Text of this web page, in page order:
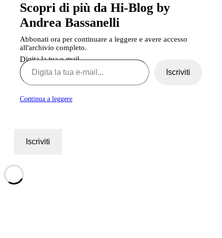
Scopri di più da Hi-Blog by
Andrea Bassanelli
Abbonati ora per continuare a leggere e avere accesso
all'archivio completo.
Digita la tua e-mail...
Iscriviti
Continua a leggere
Iscriviti